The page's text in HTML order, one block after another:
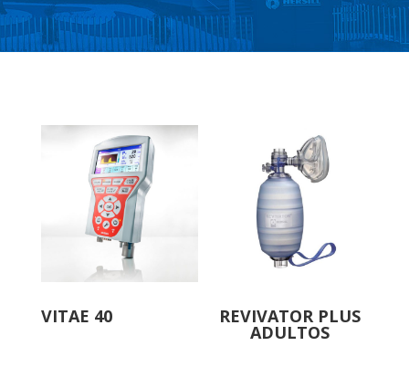
VITAE 40 REVIVATOR PLUS
ADULTOS